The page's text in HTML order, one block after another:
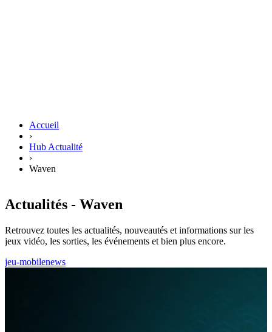
Accueil
›
Hub Actualité
›
Waven
Actualités - Waven
Retrouvez toutes les actualités, nouveautés et informations sur les
jeux vidéo, les sorties, les événements et bien plus encore.
jeu-mobilenews